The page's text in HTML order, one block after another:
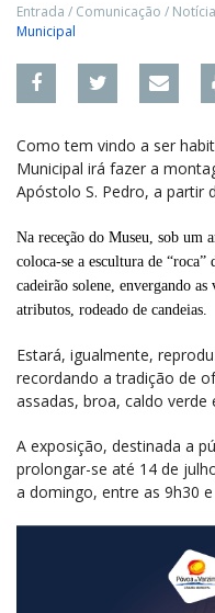
Entrada / Comunicação /
Municipal
Como tem vindo a ser
Municipal irá fazer a
Apóstolo S. Pedro, a partir
Na receção do Museu, sob um
coloca-se a escultura de
cadeirão solene, envergando as
atributos, rodeado de candeias.
Estará, igualmente,
recordando a tradição de
assadas, broa, caldo verde
A exposição, destinada a
prolongar-se até 14 de
a domingo, entre as 9h30